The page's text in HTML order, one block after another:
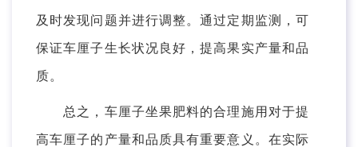
及时发现问题并进行调整。通过定期监测，可
保证车厘子生长状况良好，提高果实产量和品
质。
总之，车厘子坐果肥料的合理施用对于提
高车厘子的产量和品质具有重要意义。在实际